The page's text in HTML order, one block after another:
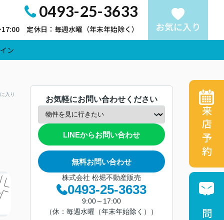
0493-25-3633
定休日：毎週水曜（年末年始除く） お気に入り
ン
入り
お気軽にお問い合わせください
LINEからお問い合わせ
無料お問い合わせ
株式会社 松堀不動産販売
0493-25-3633
9:00～17:00
（休：毎週水曜（年末年始除く））
来店予約